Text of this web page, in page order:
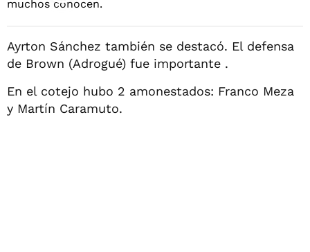
Ayrton Sánchez también se destacó. El defensa
de Brown (Adrogué) fue importante .
En el cotejo hubo 2 amonestados: Franco Meza
y Martín Caramuto.